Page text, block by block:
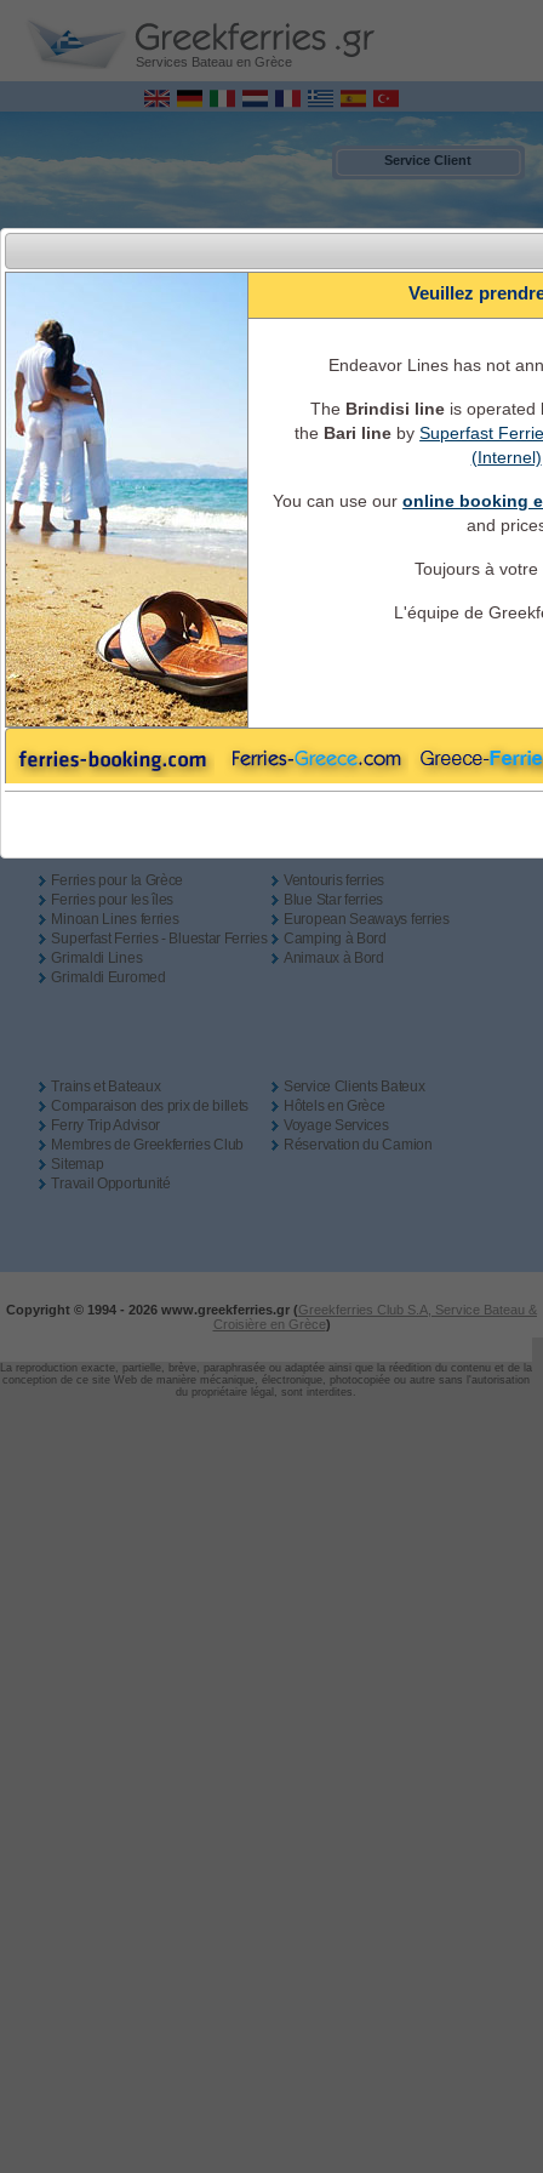
Services Bateau en Grèce
Service Client
MENU
Italie - Grèce Reservation de ferry EN LIGNE
Horaires, disponibilités, prix, informations et service de bateaux
Aller Retour
Retour
Ferries pour la Grèce
Ferries pour les îles
Minoan Lines ferries
Superfast Ferries - Bluestar Ferries
Grimaldi Lines
Grimaldi Euromed
Ventouris ferries
Blue Star ferries
European Seaways ferries
Camping à Bord
Animaux à Bord
Trains et Bateaux
Comparaison des prix de billets
Ferry Trip Advisor
Membres de Greekferries Club
Sitemap
Travail Opportunité
Service Clients Bateux
Hôtels en Grèce
Voyage Services
Réservation du Camion
Copyright © 1994 - 2026 www.greekferries.gr (Greekferries Club S.A, Service Bateau &
Croisière en Grèce)
La reproduction exacte, partielle, brève, paraphrasée ou adaptée ainsi que la réedition du contenu et de la
conception de ce site Web de manière mécanique, électronique, photocopiée ou autre sans l'autorisation
du propriétaire légal, sont interdites.
Veuillez
Endeavor Lines has not
The Brindisi lineis operated
the Bari line bySuperfast
(Internel)
You can use ouronline booking
and
Toujours à votre
L'équipe de